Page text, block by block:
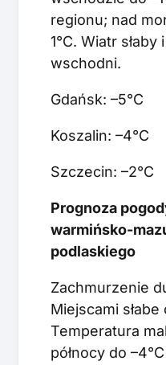
regionu; nad
1°C. Wiatr
wschodni.
Gdańsk:
Koszalin:
Szczecin: –2°C
Prognoza
warmińsko-
podlaskiego
Zachmurzenie
Miejscami
Temperatura
północy do